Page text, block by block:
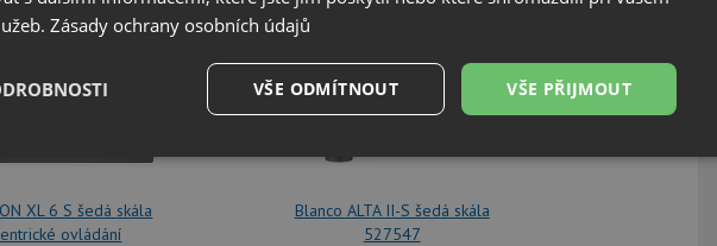
XL 6 S šedá skála
ovládání
+
Blanco ALTA II-S šedá skála
527547
Zásady ochrany osobních údajů
VŠE PŘIJMOUT
VŠE ODMÍTNOUT
Výkonové
Soubory cílení Funkční soubory
Nezařazené